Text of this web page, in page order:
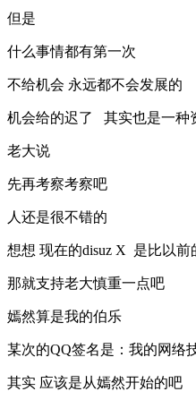
但是
什么事情都有第一次
不给机会 永远都不会发展的
机会给的迟了 其实也是一种
老大说
先再考察考察吧
人还是很不错的
想想 现在的disuz X 是比以前
那就支持老大慎重一点吧
嫣然算是我的伯乐
某次的QQ签名是：我的网络
其实 应该是从嫣然开始的吧